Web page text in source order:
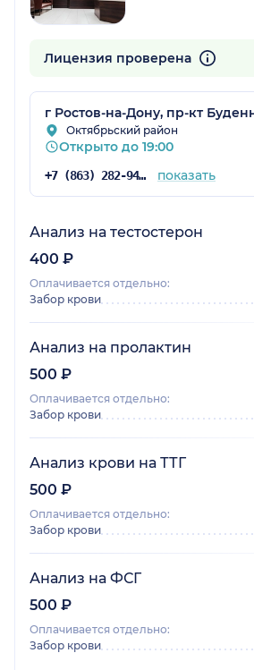
Лицензия проверена
г Ростов-на-Дону, пр-кт
Октябрьский район
Открыто до 19:00
+7 (863) 282-94-55 показать
Анализ на тестостерон
400 ₽
Оплачивается отдельно:
Забор крови
Анализ на пролактин
500 ₽
Оплачивается отдельно:
Забор крови
Анализ крови на ТТГ
500 ₽
Оплачивается отдельно:
Забор крови
Анализ на ФСГ
500 ₽
Оплачивается отдельно:
Забор крови